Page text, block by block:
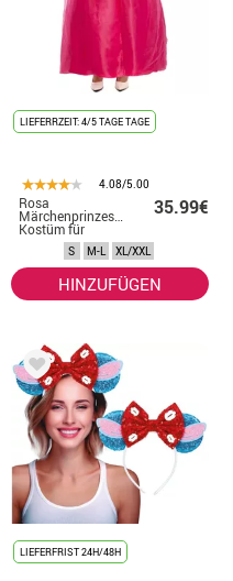
LIEFERRZEIT: 4/5 TAGE TAGE
4.08/5.00
Rosa
Märchenprinzessin
Kostüm für
35.99€
S M-L XL/XXL
HINZUFÜGEN
LIEFERFRIST 24H/48H